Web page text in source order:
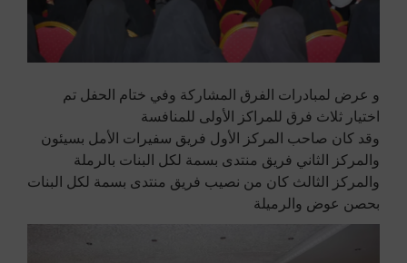
و عرض لمبادرات الفرق المشاركة وفي ختام الحفل تم
اختيار ثلاث فرق للمراكز الأولى للمنافسة
وقد كان صاحب المركز الأول فريق سفيرات الأمل بسيئون
والمركز الثاني فريق منتدى بسمة لكل البنات بالرملة
والمركز الثالث كان من نصيب فريق منتدى بسمة لكل البنات
بحصن عوض والرميلة